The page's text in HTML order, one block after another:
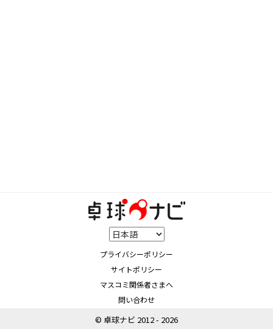
プライバシーポリシー
サイトポリシー
マスコミ関係者さまへ
問い合わせ
© 卓球ナビ 2012 - 2026